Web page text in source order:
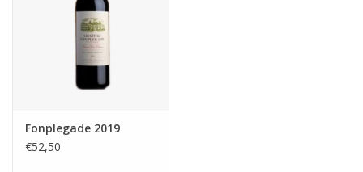
Fonplegade 2019
€52,50